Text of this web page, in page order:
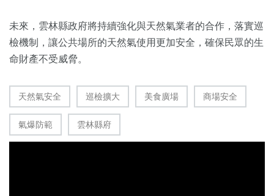
未來，雲林縣政府將持續強化與天然氣業者的合作，落實巡
檢機制，讓公共場所的天然氣使用更加安全，確保民眾的生
命財產不受威脅。
天然氣安全 巡檢擴大 美食廣場 商場安全
氣爆防範 雲林縣府